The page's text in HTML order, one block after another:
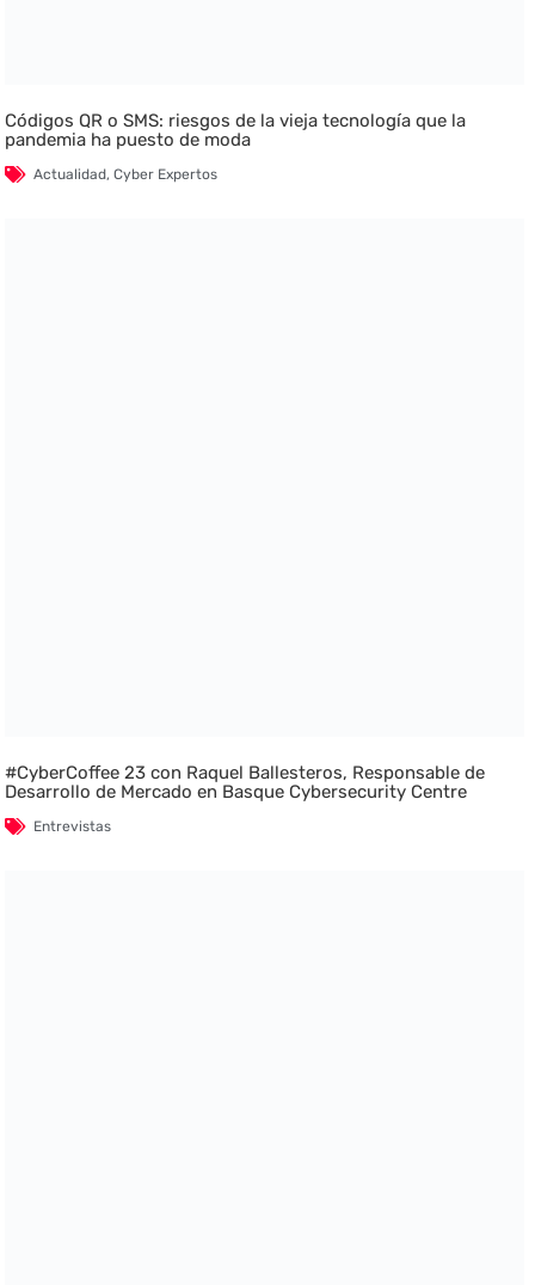
Códigos QR o SMS: riesgos de la vieja tecnología que la
pandemia ha puesto de moda
Actualidad,Cyber Expertos
#CyberCoffee 23 con Raquel Ballesteros, Responsable de
Desarrollo de Mercado en Basque Cybersecurity Centre
Entrevistas